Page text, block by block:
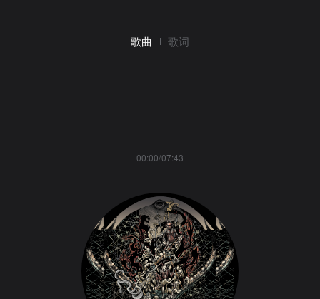
歌曲 歌词
00:00/07:43